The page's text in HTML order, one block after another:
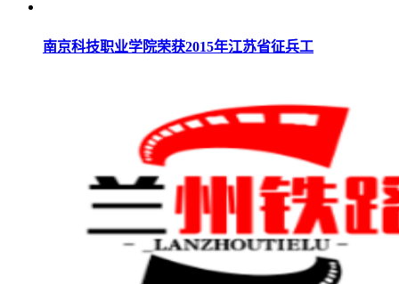
南京科技职业学院荣获2015年江苏省征兵工